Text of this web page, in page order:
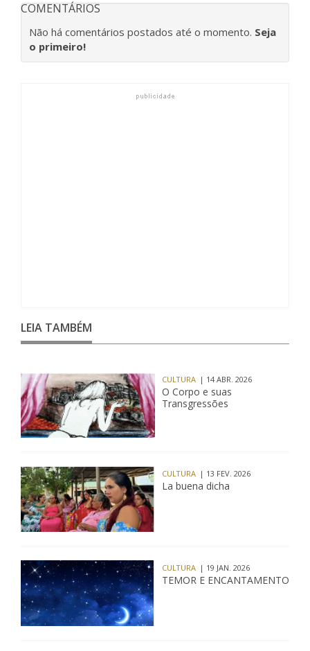
COMENTÁRIOS
Não há comentários postados até o momento. Seja
o primeiro!
LEIA TAMBÉM
CULTURA | 14 ABR. 2026
O Corpo e suas
Transgressões
CULTURA | 13 FEV. 2026
La buena dicha
CULTURA | 19 JAN. 2026
TEMOR E ENCANTAMENTO